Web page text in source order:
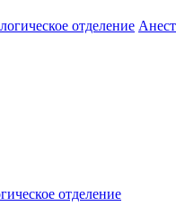
отделение
отделение